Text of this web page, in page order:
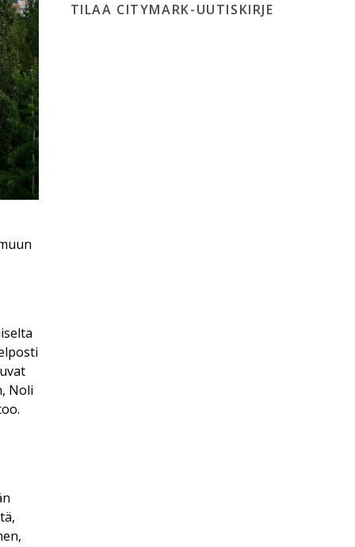
Noli
TILAA CITYMARK-UUTISKIRJE